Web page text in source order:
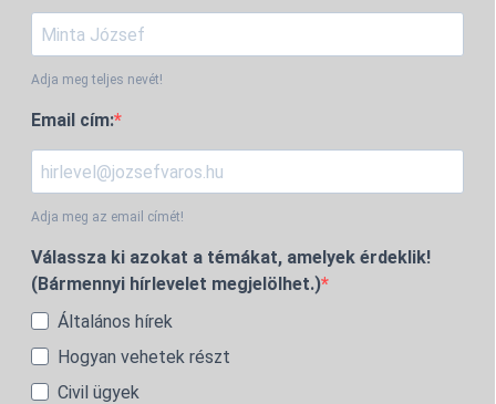
Adja meg teljes nevét!
Email cím:
Adja meg az email címét!
Válassza ki azokat a témákat, amelyek érdeklik!
(Bármennyi hírlevelet megjelölhet.)
Általános hírek
Hogyan vehetek részt
Civil ügyek